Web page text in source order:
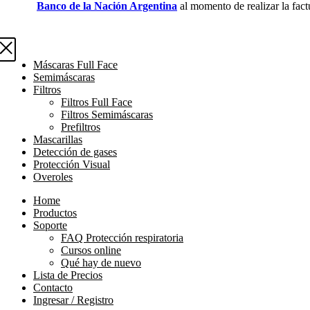
Banco de la Nación Argentina al momento de realizar la
Máscaras Full Face
Semimáscaras
Filtros
Filtros Full Face
Filtros Semimáscaras
Prefiltros
Mascarillas
Detección de gases
Protección Visual
Overoles
Home
Productos
Soporte
FAQ Protección respiratoria
Cursos online
Qué hay de nuevo
Lista de Precios
Contacto
Ingresar / Registro